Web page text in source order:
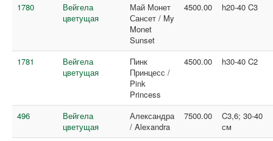
1780
Вейгела
цветущая
Май Монет
Сансет / My
Monet
Sunset
4500.00 h20-40 C3
1781
Вейгела
цветущая
Пинк
Принцесс /
Pink
Princess
4500.00 h30-40 C2
496
Вейгела
цветущая
Александра
/ Alexandra
7500.00
C3,6; 30-40
см